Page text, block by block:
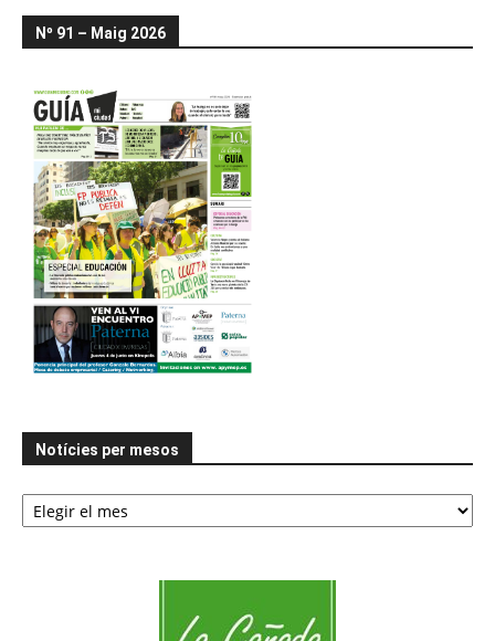
Nº 91 – Maig 2026
Notícies per mesos
Notícies
per